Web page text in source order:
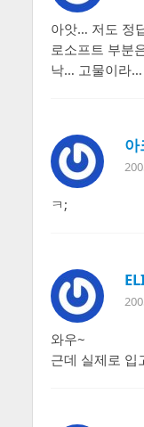
아앗… 저도 정
로소프트 부분
낙… 고물이라
아
ㅋ;
와우~
근데 실제로 입